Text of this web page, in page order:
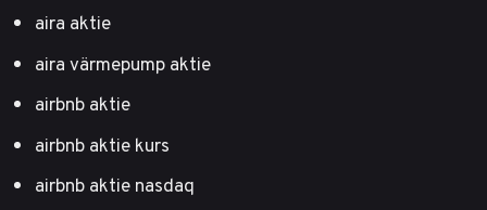
aira aktie
aira värmepump aktie
airbnb aktie
airbnb aktie kurs
airbnb aktie nasdaq